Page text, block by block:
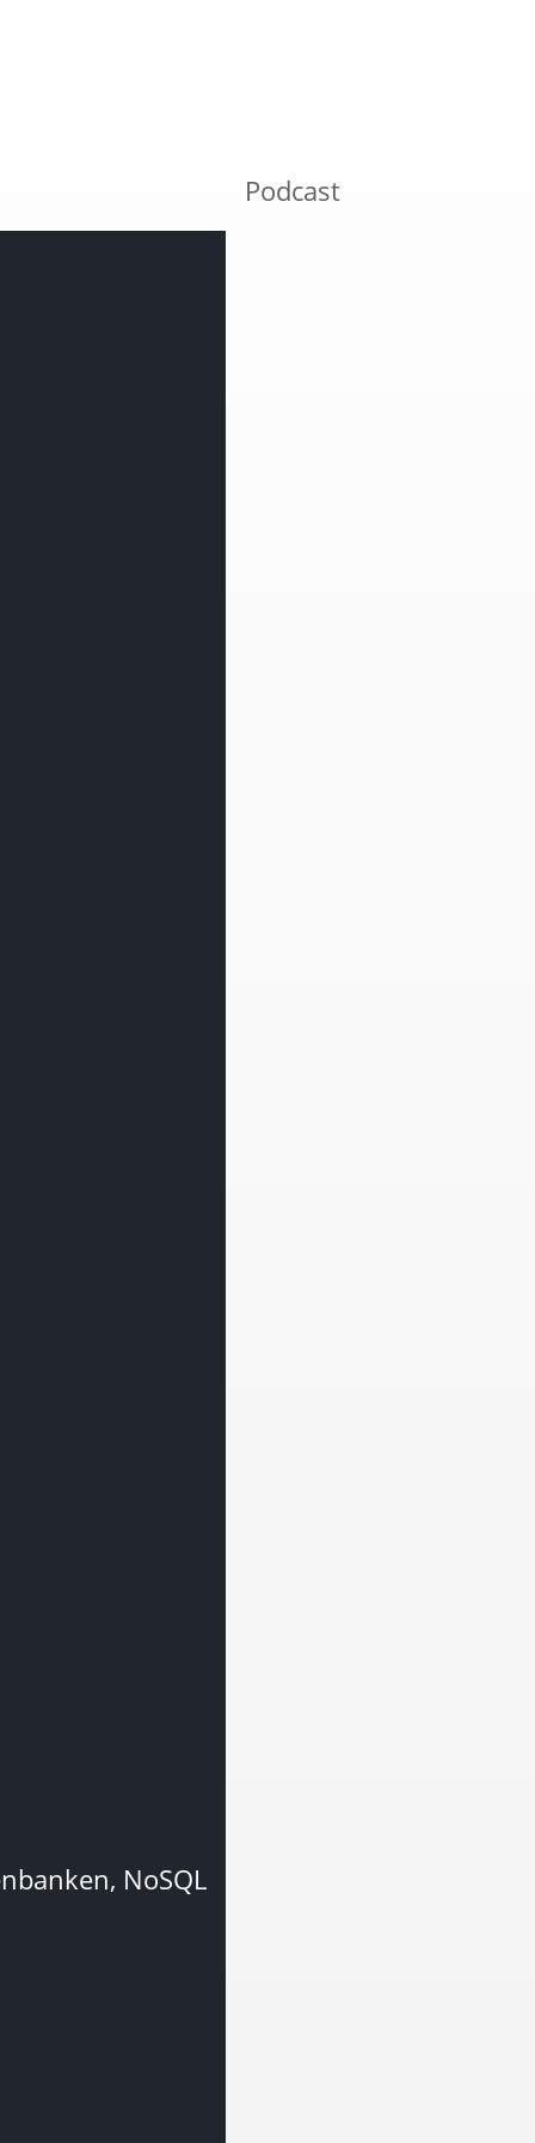
NoSQL
Podcast